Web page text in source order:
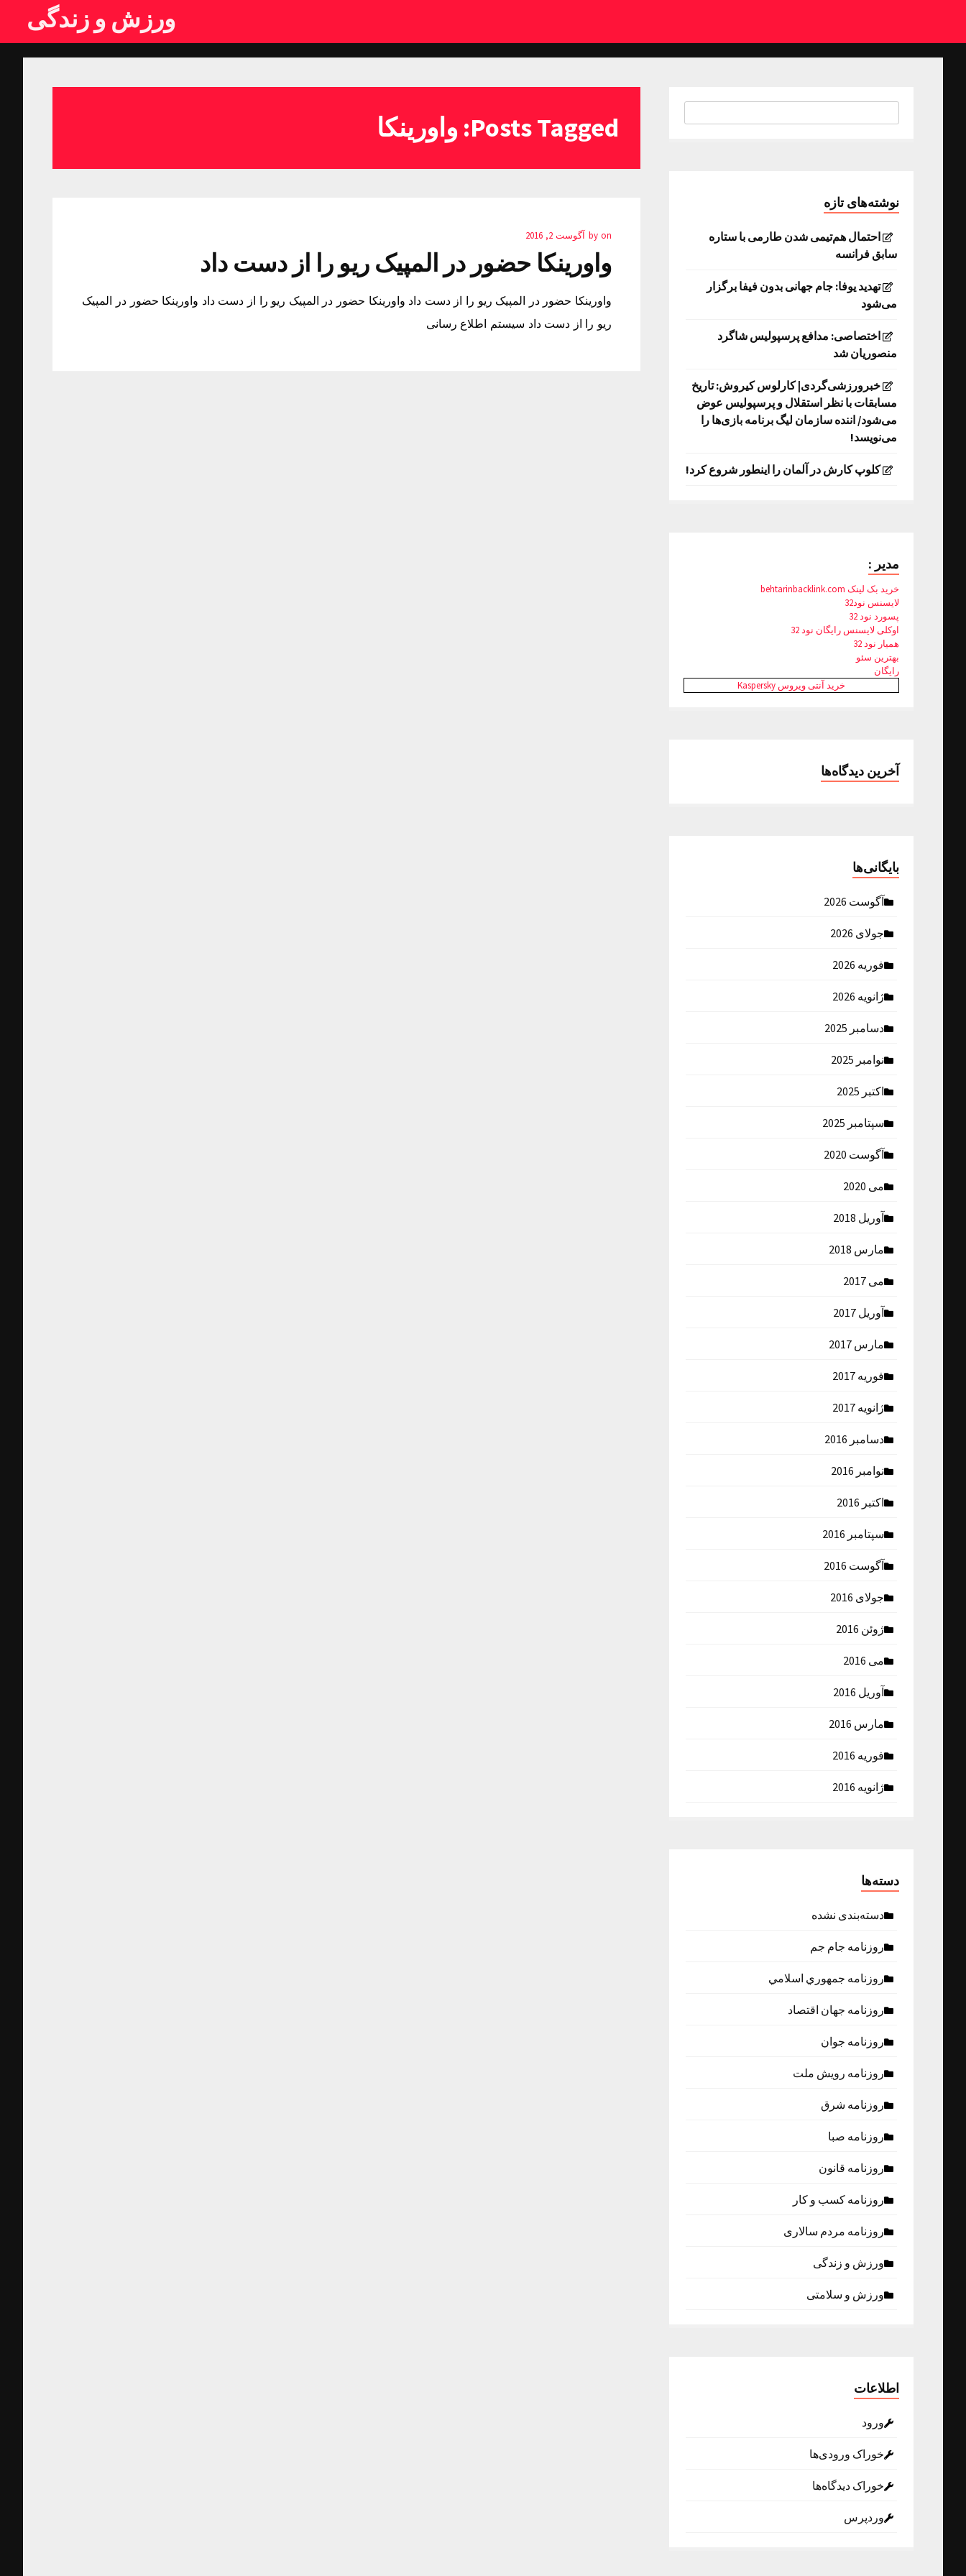
ورزش و زندگی
Posts Tagged: واورینکا
by on آگوست 2, 2016
واورینکا حضور در المپیک ریو را از دست داد
واورینکا حضور در المپیک ریو را از دست داد واورینکا حضور در المپیک ریو را از دست داد واورینکا حضور در المپیک
ریو را از دست داد سیستم اطلاع رسانی
نوشته‌های تازه
احتمال هم‌تیمی شدن طارمی با ستاره
سابق فرانسه
تهدید یوفا: جام جهانی بدون فیفا برگزار
می‌شود
اختصاصی: مدافع پرسپولیس شاگرد
منصوریان شد
خبرورزشی‌گردی| کارلوس کیروش: تاریخ
مسابقات با نظر استقلال و پرسپولیس عوض
می‌شود/ اننده سازمان لیگ برنامه بازی‌ها را
می‌نویسد!
کلوپ کارش در آلمان را اینطور شروع کرد!
مدیر :
خرید بک لینک behtarinbacklink.com
لایسنس نود32
پسورد نود 32
اوکلی لایسنس رایگان نود 32
همیار نود 32
بهترین سئو
رایگان
خرید آنتی ویروس Kaspersky
آخرین دیدگاه‌ها
بایگانی‌ها
آگوست 2026
جولای 2026
فوریه 2026
ژانویه 2026
دسامبر 2025
نوامبر 2025
اکتبر 2025
سپتامبر 2025
آگوست 2020
می 2020
آوریل 2018
مارس 2018
می 2017
آوریل 2017
مارس 2017
فوریه 2017
ژانویه 2017
دسامبر 2016
نوامبر 2016
اکتبر 2016
سپتامبر 2016
آگوست 2016
جولای 2016
ژوئن 2016
می 2016
آوریل 2016
مارس 2016
فوریه 2016
ژانویه 2016
دسته‌ها
دسته‌بندی نشده
روزنامه جام جم
روزنامه جمهوري اسلامي
روزنامه جهان اقتصاد
روزنامه جوان
روزنامه رویش ملت
روزنامه شرق
روزنامه صبا
روزنامه قانون
روزنامه كسب و كار
روزنامه مردم سالاری
ورزش و زندگی
ورزش و سلامتی
اطلاعات
ورود
خوراک ورودی‌ها
خوراک دیدگاه‌ها
وردپرس